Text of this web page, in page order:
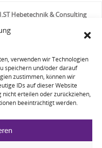
verwenden wir Technologien
speichern und/oder darauf
zustimmen, können wir
IDs auf dieser Website
erteilen oder zurückziehen,
beeinträchtigt werden.
Hebetechnik & Consulting
(EU)